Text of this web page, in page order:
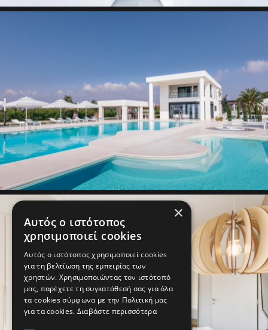
×
Αυτός ο ιστότοπος
χρησιμοποιεί cookies
Αυτός ο ιστότοπος χρησιμοποιεί cookies
για τη βελτίωση της εμπειρίας των
χρηστών. Χρησιμοποιώντας τον ιστότοπό
μας, παρέχετε τη συγκατάθεσή σας για όλα
τα cookies σύμφωνα με την Πολιτική μας
για τα cookies. Διαβάστε περισσότερα